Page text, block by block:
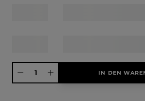
Produkt Anzahl: Gib den gewünschten Wert ein
IN DEN